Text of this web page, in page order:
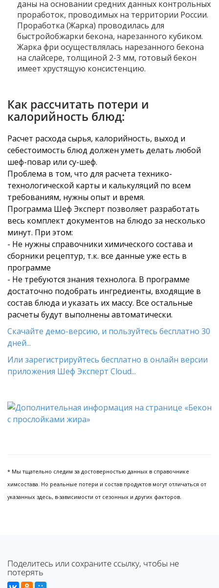
даны на основании средних данных контрольных
проработок, проводимых на территории России.
Проработка (Жарка) проводилась для
быстройобжарки бекона, нарезанного кубиком.
Жарка фри осуществлялась нарезанного бекона
на слайсере, толщиной 2-3 мм, готовый бекон
имеет хрустящую консистенцию.
Как рассчитать потери и
калорийность блюд:
Расчет расхода сырья, калорийность, выход и
себестоимость блюд должен уметь делать любой
шеф-повар или су-шеф.
Проблема в том, что для расчета технико-
технологической карты и калькуляций по всем
требованиям, нужны опыт и время.
Программа Шеф Эксперт позволяет разработать
весь комплект документов на блюдо за несколько
минут. При этом:
- Не нужны справочники химического состава и
сборники рецептур, т.к. все данные уже есть в
программе
- Не требуются знания технолога. В программе
достаточно подобрать ингредиенты, входящие в
состав блюда и указать их массу. Все остальные
расчеты будут выполнены автоматически.
Скачайте демо-версию, и пользуйтесь бесплатно 30
дней...
Или зарегистрируйтесь бесплатно в онлайн версии
приложения Шеф Эксперт Cloud...
* Мы тщательно следим за достоверностью данных в справочнике
химсостава. Но реальные потери и состав продуктов могут отличаться от
указанных здесь, в-зависимости от сезонных и других факторов.
Поделитесь или сохраните ссылку, чтобы не
потерять